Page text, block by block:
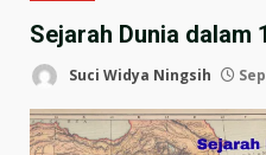
Sejarah Dunia dalam
Suci Widya Ningsih